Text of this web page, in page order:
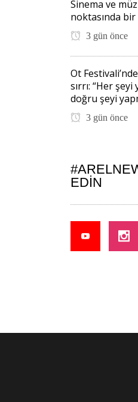
Sinema ve
noktasında bir
3 gün önce
Ot
sırrı: “Her
doğru şeyi
3 gün önce
EDIN